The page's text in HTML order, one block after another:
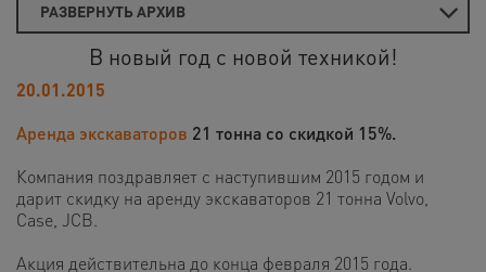
РАЗВЕРНУТЬ АРХИВ
В новый год с новой техникой!
20.01.2015
Аренда экскаваторов 21 тонна со скидкой 15%.
Компания поздравляет с наступившим 2015 годом и
дарит скидку на аренду экскаваторов 21 тонна Volvo,
Case, JCB.
Акция действительна до конца февраля 2015 года.